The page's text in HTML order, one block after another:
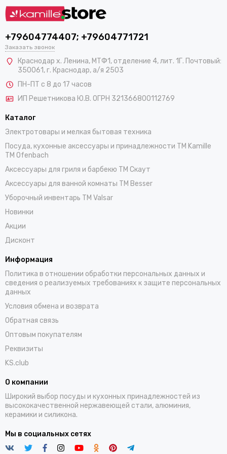
+79604774407; +79604771721
Заказать звонок
Краснодар х. Ленина, МТФ1, отделение 4, лит. 1Г. Почтовый:
350061, г. Краснодар, а/я 2503
ПН-ПТ с 8 до 17 часов
ИП Решетникова Ю.В. ОГРН 321366800112769
Каталог
Электротовары и мелкая бытовая техника
Посуда, кухонные аксессуары и принадлежности TM Kamille
TM Ofenbach
Аксессуары для гриля и барбекю TM Скаут
Аксессуары для ванной комнаты TM Besser
Уборочный инвентарь TM Valsar
Новинки
Акции
Дисконт
Информация
Политика в отношении обработки персональных данных и
сведения о реализуемых требованиях к защите персональных
данных
Условия обмена и возврата
Обратная связь
Оптовым покупателям
Реквизиты
KS.club
О компании
Широкий выбор посуды и кухонных принадлежностей из
высококачественной нержавеющей стали, алюминия,
керамики и силикона.
Мы в социальных сетях